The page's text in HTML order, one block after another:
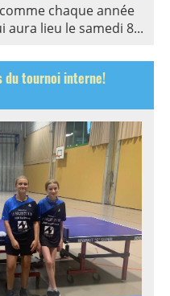
chaque année
lieu le samedi 8...
du tournoi interne!